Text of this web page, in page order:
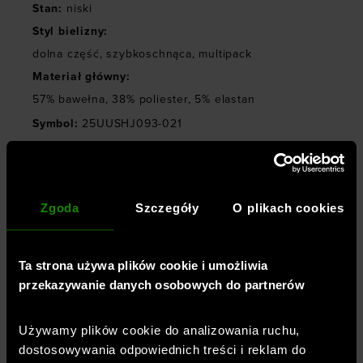
Zgoda Szczegóły O plikach cookies
Ta strona używa plików cookie i umożliwia
przekazywanie danych osobowych do partnerów
Używamy plików cookie do analizowania ruchu,
dostosowywania odpowiednich treści i reklam do
Stan: niski
Styl bielizny:
dolna część, szybkoschnąca, multipack
Materiał główny:
57% bawełna, 38% poliester, 5% elastan
Symbol: 25UUSHJ093-021
ZWROTY I REKLAMACJE